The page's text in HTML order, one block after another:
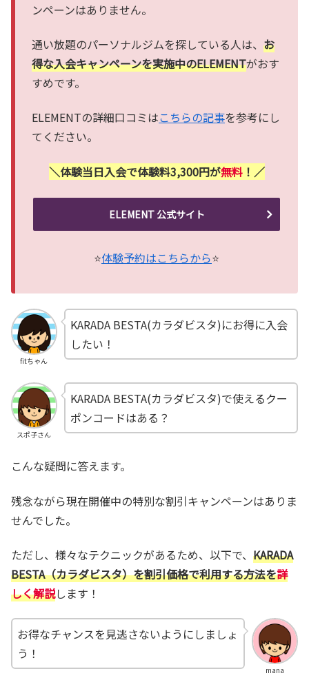
ンペーンはありません。
通い放題のパーソナルジムを探している人は、 お
得な入会キャンペーンを実施中のELEMENTがおす
すめです。
ELEMENTの詳細口コミはこちらの記事を参考にし
てください。
＼体験当日入会で体験料3,300円が無料！／
ELEMENT 公式サイト
⭐体験予約はこちらから⭐
fitちゃん
KARADA BESTA(カラダビスタ)にお得に入会
したい！
スポ子さん
KARADA BESTA(カラダビスタ)で使えるクー
ポンコードはある？
こんな疑問に答えます。
残念ながら現在開催中の特別な割引キャンペーンはありま
せんでした。
ただし、様々なテクニックがあるため、以下で、 KARADA
BESTA（カラダビスタ）を割引価格で利用する方法を詳
しく解説します！
mana
お得なチャンスを見逃さないようにしましょ
う！